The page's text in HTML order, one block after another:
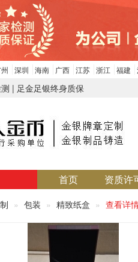
深圳 海南 广西 江苏 浙江 福建
| 足金足银终身质保
首页 资质许
包装 精致纸盒 查看详